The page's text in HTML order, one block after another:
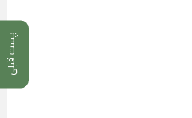
پست قبلی